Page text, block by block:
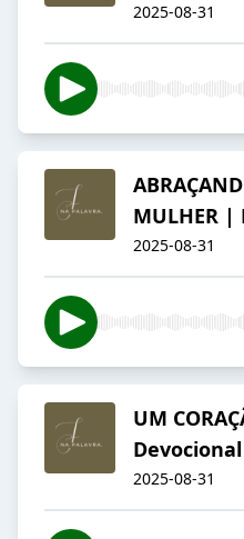
2025-08-31
MULHER
2025-08-31
UM
2025-08-31